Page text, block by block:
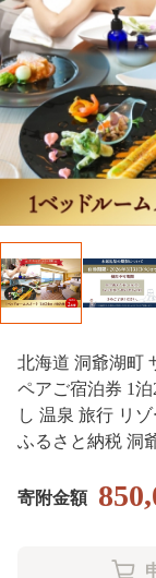
北海道 洞爺湖町
ペアご宿泊券 1
し 温泉 旅行 リ
ふるさと納税 洞
寄附金額